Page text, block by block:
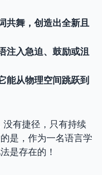
共舞，创造出全新且
注入急迫、鼓励或沮
能从物理空间跳跃到
没有捷径，只有持续
是，作为一名语言学
是存在的！